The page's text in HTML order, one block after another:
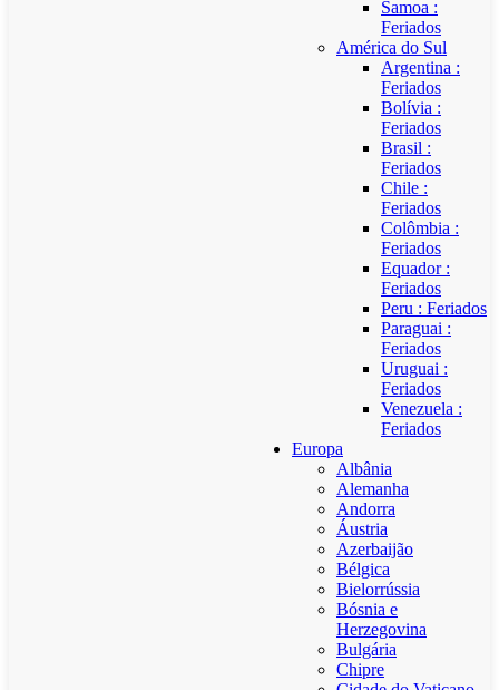
Samoa :
Feriados
América do Sul
Argentina :
Feriados
Bolívia :
Feriados
Brasil :
Feriados
Chile :
Feriados
Colômbia :
Feriados
Equador :
Feriados
Peru : Feriados
Paraguai :
Feriados
Uruguai :
Feriados
Venezuela :
Feriados
Europa
Albânia
Alemanha
Andorra
Áustria
Azerbaijão
Bélgica
Bielorrússia
Bósnia e
Herzegovina
Bulgária
Chipre